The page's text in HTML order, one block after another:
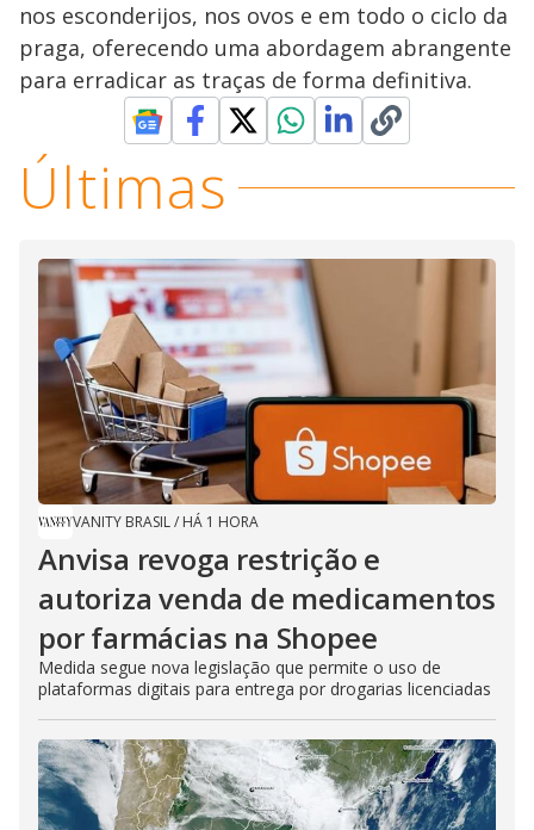
nos esconderijos, nos ovos e em todo o ciclo da
praga, oferecendo uma abordagem abrangente
para erradicar as traças de forma definitiva.
Últimas
VANITY BRASIL/ HÁ 1 HORA
Anvisa revoga restrição e
autoriza venda de medicamentos
por farmácias na Shopee
Medida segue nova legislação que permite o uso de
plataformas digitais para entrega por drogarias licenciadas